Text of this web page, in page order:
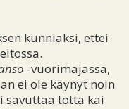
kunniaksi, ettei
-vuorimajassa,
ei ole käynyt noin
savuttaa totta kai